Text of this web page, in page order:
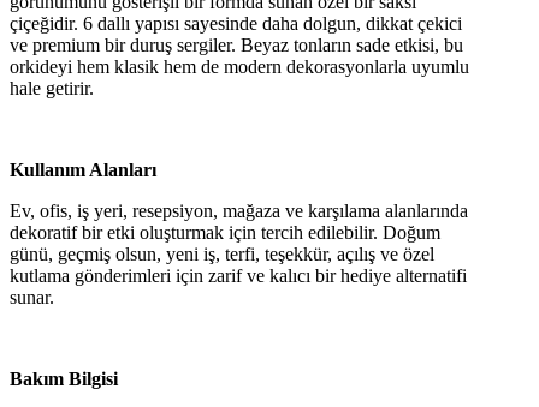
çiçeğidir. 6 dallı yapısı sayesinde daha dolgun, dikkat çekici
ve premium bir duruş sergiler. Beyaz tonların sade etkisi, bu
orkideyi hem klasik hem de modern dekorasyonlarla uyumlu
hale getirir.
Kullanım Alanları
Ev, ofis, iş yeri, resepsiyon, mağaza ve karşılama alanlarında
dekoratif bir etki oluşturmak için tercih edilebilir. Doğum
günü, geçmiş olsun, yeni iş, terfi, teşekkür, açılış ve özel
kutlama gönderimleri için zarif ve kalıcı bir hediye alternatifi
sunar.
Bakım Bilgisi